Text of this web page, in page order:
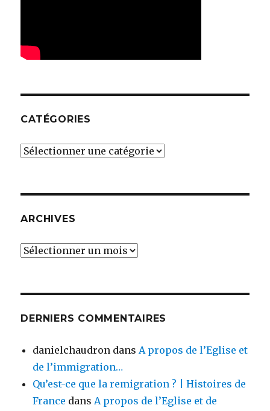
CATÉGORIES
Catégories
ARCHIVES
Archives
DERNIERS COMMENTAIRES
danielchaudron dansA propos de l’Eglise et
de l’immigration…
Qu’est-ce que la remigration ? | Histoires de
France dansA propos de l’Eglise et de